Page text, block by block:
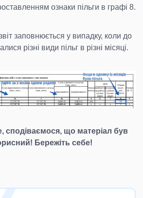
ознаки пільги в графі 8.
заповнюється у випадку, коли до
різні види пільг в різні місяці.
сподіваємося, що матеріал був
Бережіть себе!